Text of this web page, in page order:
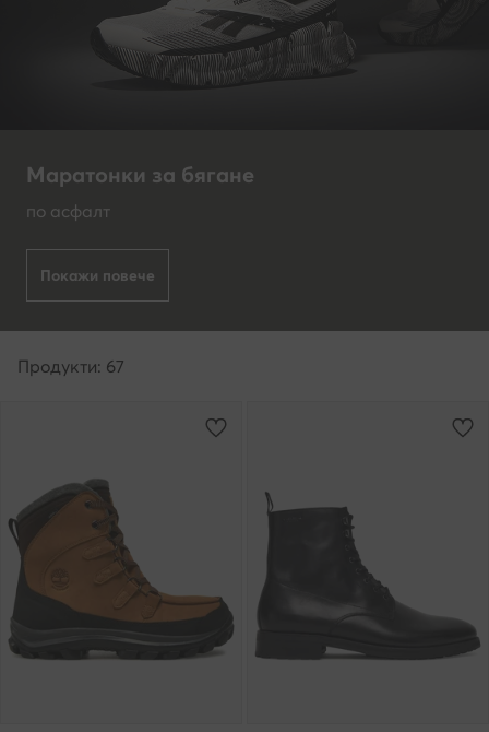
Маратонки за бягане
по асфалт
Покажи повече
Продукти: 67